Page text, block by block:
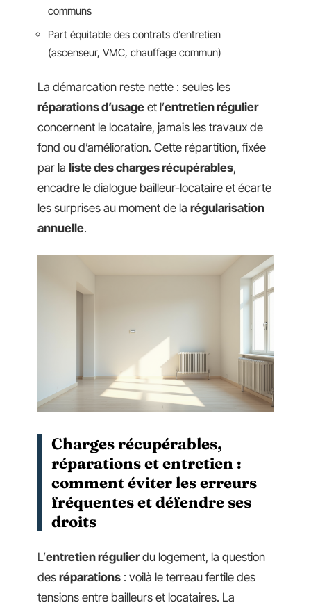
communs
Part équitable des contrats d’entretien
(ascenseur, VMC, chauffage commun)
La démarcation reste nette : seules les
réparations d’usage et l’entretien régulier
concernent le locataire, jamais les travaux de
fond ou d’amélioration. Cette répartition, fixée
par la liste des charges récupérables,
encadre le dialogue bailleur-locataire et écarte
les surprises au moment de la régularisation
annuelle.
Charges récupérables,
réparations et entretien :
comment éviter les erreurs
fréquentes et défendre ses
droits
L’entretien régulierdu logement, la question
des réparations : voilà le terreau fertile des
tensions entre bailleurs et locataires. La